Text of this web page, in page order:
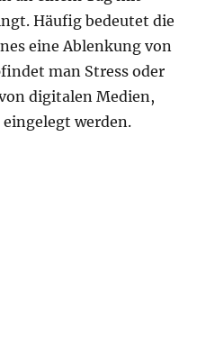
Häufig bedeutet die
eine Ablenkung von
man Stress oder
digitalen Medien,
werden.